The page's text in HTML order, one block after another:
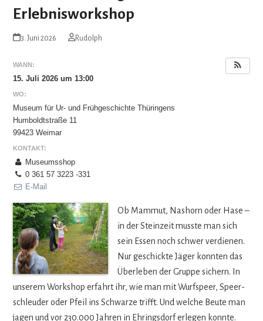
Erlebnisworkshop
3. Juni 2026 Rudolph
WANN:
15. Juli 2026 um 13:00
WO:
Museum für Ur- und Frühgeschichte Thüringens
Humboldtstraße 11
99423 Weimar
KONTAKT:
Museumsshop
0 361 57 3223 -331
E-Mail
Ob Mam­mut, Nas­horn oder Hase –
in der Stein­zeit musste man sich
sein Essen noch schwer ver­die­nen.
Nur geschickte Jäger konn­ten das
Über­le­ben der Gruppe sichern. In
unse­rem Work­shop erfahrt ihr, wie man mit Wurf­speer, Speer­
schleu­der oder Pfeil ins Schwarze trifft. Und wel­che Beute man
jagen und vor 230.000 Jah­ren in Ehrings­dorf erle­gen konnte.